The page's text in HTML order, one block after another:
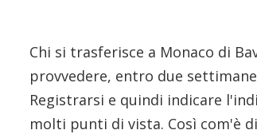
Chi si trasferisce a Monaco di
provvedere, entro due
Registrarsi e quindi indicare
molti punti di vista. Così com'è